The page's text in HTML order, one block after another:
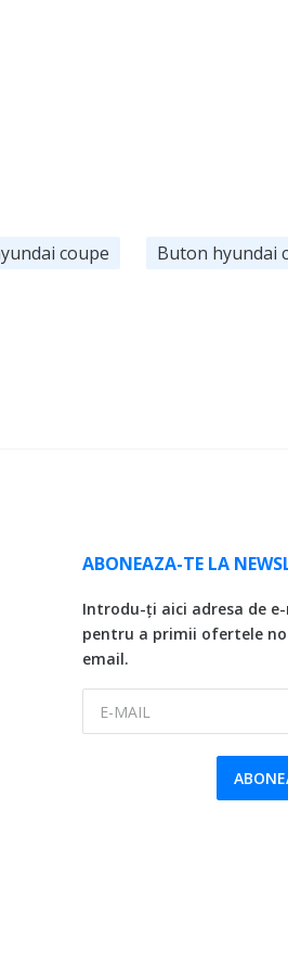
coupe Buton hyundai
ABONEAZA-TE LA
Introdu-ți aici adresa de
pentru a primii ofertele
email.